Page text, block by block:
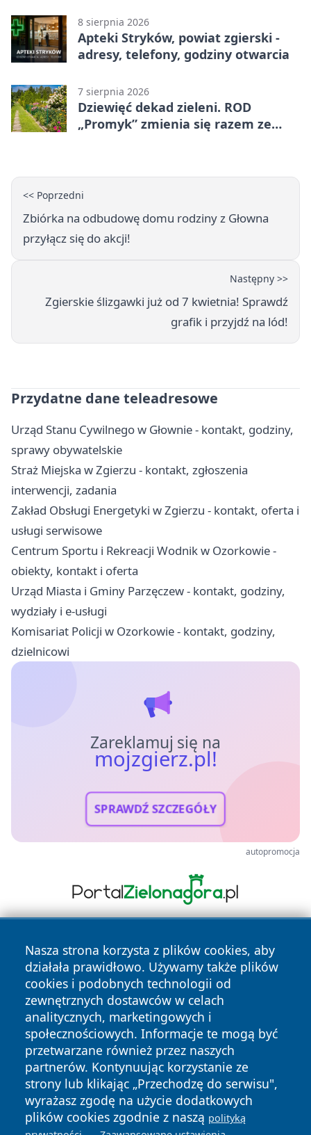
8 sierpnia 2026
Apteki Stryków, powiat zgierski -
adresy, telefony, godziny otwarcia
7 sierpnia 2026
Dziewięć dekad zieleni. ROD
„Promyk” zmienia się razem ze
<< Poprzedni
Zbiórka na odbudowę domu rodziny z Głowna
przyłącz się do akcji!
Następny >>
Zgierskie ślizgawki już od 7 kwietnia! Sprawdź
grafik i przyjdź na lód!
Przydatne dane teleadresowe
Urząd Stanu Cywilnego w Głownie - kontakt, godziny,
sprawy obywatelskie
Straż Miejska w Zgierzu - kontakt, zgłoszenia
interwencji, zadania
Zakład Obsługi Energetyki w Zgierzu - kontakt, oferta i
usługi serwisowe
Centrum Sportu i Rekreacji Wodnik w Ozorkowie -
obiekty, kontakt i oferta
Urząd Miasta i Gminy Parzęczew - kontakt, godziny,
wydziały i e-usługi
Komisariat Policji w Ozorkowie - kontakt, godziny,
dzielnicowi
Zareklamuj się na
mojzgierz.pl!
SPRAWDŹ SZCZEGÓŁY
autopromocja
Nasza strona korzysta z plików cookies, aby
działała prawidłowo. Używamy także plików
cookies i podobnych technologii od
zewnętrznych dostawców w celach
analitycznych, marketingowych i
społecznościowych. Informacje te mogą być
przetwarzane również przez naszych
partnerów. Kontynuując korzystanie ze
strony lub klikając „Przechodzę do serwisu",
wyrażasz zgodę na użycie dodatkowych
plików cookies zgodnie z naszą polityką
Copyright © 2026 mojzgierz.pl Wszystkie prawa zastrzeżone.
News Autorzy
Polityka
Prywatności
Polityka
Cookies